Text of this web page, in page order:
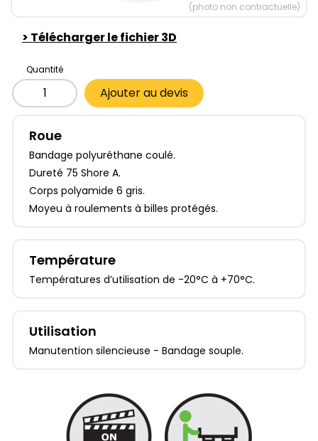
(photo non contractuelle)
> Télécharger le fichier 3D
Quantité
Ajouter au devis
Roue
Bandage polyuréthane coulé.
Dureté 75 Shore A.
Corps polyamide 6 gris.
Moyeu à roulements à billes protégés.
Température
Températures d’utilisation de -20°C à +70°C.
Utilisation
Manutention silencieuse - Bandage souple.